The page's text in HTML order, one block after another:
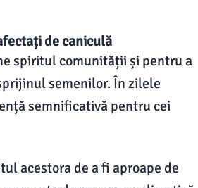
de caniculă
spiritul comunității și pentru a
semenilor. În zilele
semnificativă pentru cei
acestora de a fi aproape de